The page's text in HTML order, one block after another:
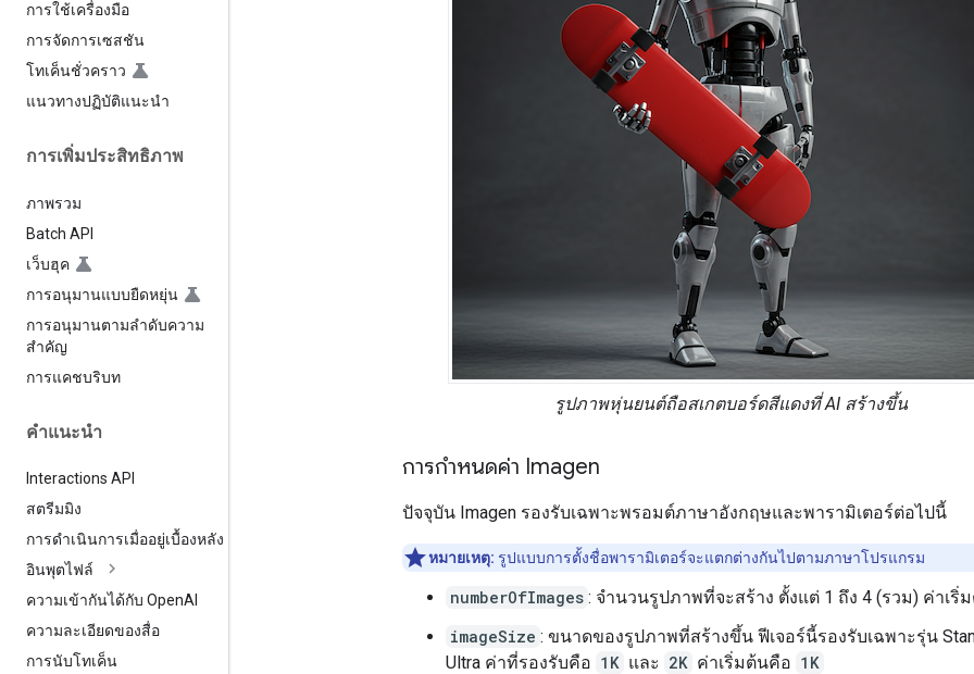
การใช้เครื่องมือ
การจัดการเซสชัน
โทเค็นชั่วคราว
แนวทางปฏิบัติแนะนำ
การเพิ่มประสิทธิภาพ
ภาพรวม
Batch API
เว็บฮุค
การอนุมานแบบยืดหยุ่น
การอนุมานตามลำดับความ
สำคัญ
การแคชบริบท
คำแนะนำ
Interactions API
สตรีมมิง
การดำเนินการเมื่ออยู่เบื้องหลัง
อินพุตไฟล์
ความเข้ากันได้กับ OpenAI
ความละเอียดของสื่อ
การนับโทเค็น
รูปภาพหุ่นยนต์ถือสเกตบอร์ดสีแดงที่ AI สร้างขึ้น
การกำหนดค่า Imagen
ปัจจุบัน Imagen รองรับเฉพาะพรอมต์ภาษาอังกฤษและพารามิเตอร์ต่อไปนี้
หมายเหตุ: รูปแบบการตั้งชื่อพารามิเตอร์จะแตกต่างกันไปตามภาษาโปรแกรม
numberOfImages : จำนวนรูปภาพที่จะสร้าง ตั้งแต่ 1 ถึง 4 (รวม) ค่าเริ่
imageSize : ขนาดของรูปภาพที่สร้างขึ้น ฟีเจอร์นี้รองรับเฉพาะรุ่น
Ultra ค่าที่รองรับคือ 1K และ 2K ค่าเริ่มต้นคือ 1K